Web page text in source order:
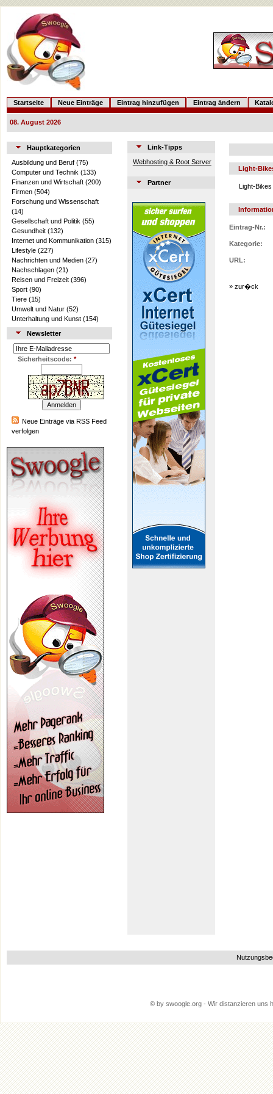
Startseite Neue Einträge Eintrag hinzufügen Eintrag ändern
08. August 2026
Hauptkategorien
Ausbildung und Beruf (75)
Computer und Technik (133)
Finanzen und Wirtschaft (200)
Firmen (504)
Forschung und Wissenschaft
(14)
Gesellschaft und Politik (55)
Gesundheit (132)
Internet und Kommunikation (315)
Lifestyle (227)
Nachrichten und Medien (27)
Nachschlagen (21)
Reisen und Freizeit (396)
Sport (90)
Tiere (15)
Umwelt und Natur (52)
Unterhaltung und Kunst (154)
Newsletter
Sicherheitscode: *
Neue Einträge via RSS Feed
verfolgen
Link-Tipps
Webhosting & Root Server
Partner
Light-
Light-
Eintrag-Nr.:
Kategorie:
URL:
» zur�ck
© by swoogle.org - Wir distanzieren uns